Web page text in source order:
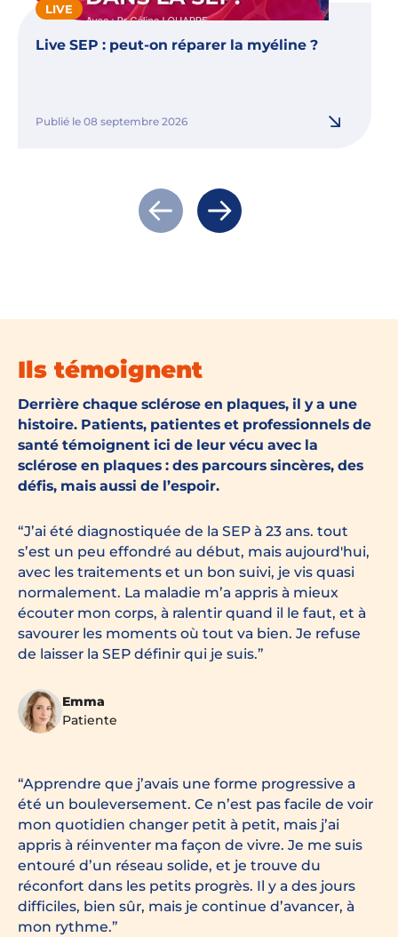
LIVE
Live SEP : peut-on réparer la myéline ?
Publié le 08 septembre 2026
Actualité précédente
Actualité suivante
Ils témoignent
Derrière chaque sclérose en plaques, il y a une
histoire. Patients, patientes et professionnels de
santé témoignent ici de leur vécu avec la
sclérose en plaques : des parcours sincères, des
défis, mais aussi de l’espoir.
J’ai été diagnostiquée de la SEP à 23 ans. tout
s’est un peu effondré au début, mais aujourd'hui,
avec les traitements et un bon suivi, je vis quasi
normalement. La maladie m’a appris à mieux
écouter mon corps, à ralentir quand il le faut, et à
savourer les moments où tout va bien. Je refuse
de laisser la SEP définir qui je suis.
Emma
Patiente
Apprendre que j’avais une forme progressive a
été un bouleversement. Ce n’est pas facile de voir
mon quotidien changer petit à petit, mais j’ai
appris à réinventer ma façon de vivre. Je me suis
entouré d’un réseau solide, et je trouve du
réconfort dans les petits progrès. Il y a des jours
difficiles, bien sûr, mais je continue d’avancer, à
mon rythme.